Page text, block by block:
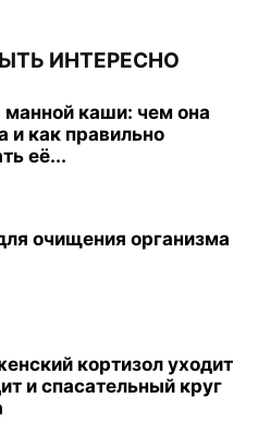
ИНТЕРЕСНО
манной каши: чем она
и как правильно
её...
очищения организма
кортизол уходит
и спасательный круг